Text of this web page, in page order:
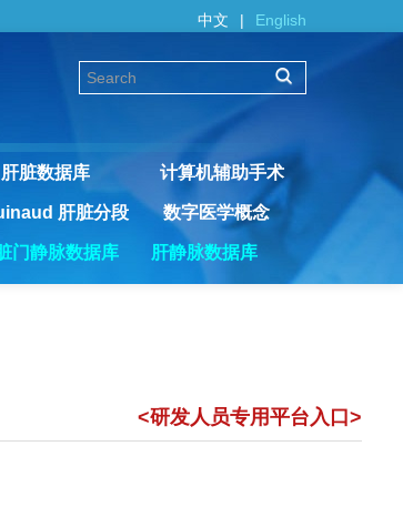
中文 | English
脏数据库 计算机辅助手术
肝脏分段 数字医学概念
门静脉数据库 肝静脉数据库
<研发人员专用平台入口>